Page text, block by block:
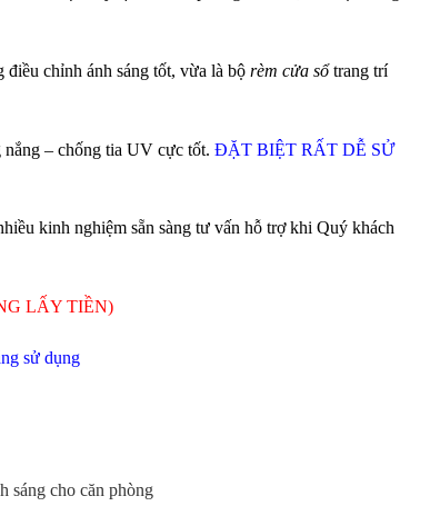
chỉnh ánh sáng tốt, vừa là bộ rèm cửa sổtrang trí
– chống tia UV cực tốt. ĐẶT BIỆT RẤT DỄ SỬ
kinh nghiệm sẵn sàng tư vấn hỗ trợ khi Quý khách
LẤY TIỀN)
sử dụng
sáng cho căn phòng